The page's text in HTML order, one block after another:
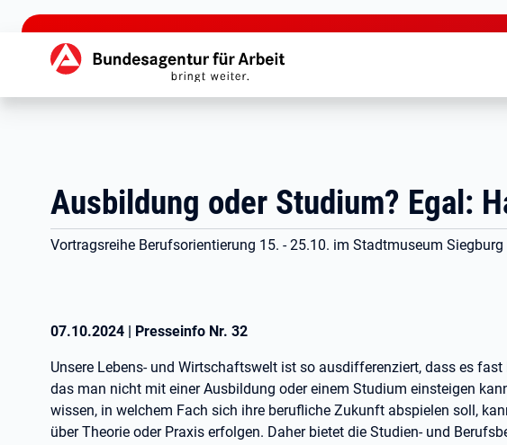
zu den Hauptinhalten springen
Hauptnavigation
Ausbildung oder Studium? Egal:
Vortragsreihe Berufsorientierung 15. - 25.10. im Stadtmuseum Siegburg
07.10.2024 | Presseinfo Nr. 32
Unsere Lebens- und Wirtschaftswelt ist so ausdifferenziert, dass es
das man nicht mit einer Ausbildung oder einem Studium einsteigen
wissen, in welchem Fach sich ihre berufliche Zukunft abspielen soll,
über Theorie oder Praxis erfolgen. Daher bietet die Studien- und